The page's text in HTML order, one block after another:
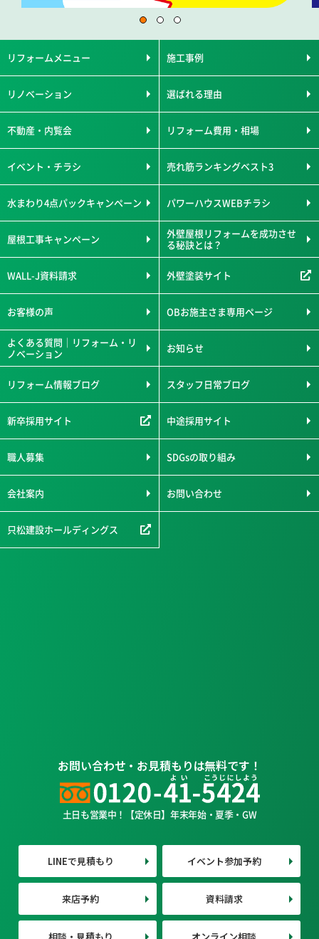
リフォームメニュー 施工事例
リノベーション 選ばれる理由
不動産・内覧会 リフォーム費用・相場
イベント・チラシ 売れ筋ランキングベスト3
水まわり4点パックキャンペーン パワーハウスWEBチラシ
屋根工事キャンペーン
外壁屋根リフォームを成功させ
る秘訣とは？
WALL-J資料請求 外壁塗装サイト
お客様の声 OBお施主さま専用ページ
よくある質問｜リフォーム・リ
ノベーション
お知らせ
リフォーム情報ブログ スタッフ日常ブログ
新卒採用サイト 中途採用サイト
職人募集 SDGsの取り組み
会社案内 お問い合わせ
只松建設ホールディングス
お問い合わせ・お見積もりは無料です！
土日も営業中！【定休日】年末年始・夏季・GW
LINEで見積もり イベント参加予約
来店予約 資料請求